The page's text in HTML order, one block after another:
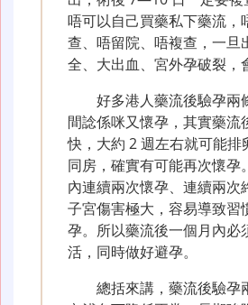
唔可以自己買藥私下藥流，
查、唔留院、唔複查，一旦
全、大出血、宮外孕破裂，
好多港人藥流後驗孕兩
間諗係咪又懷孕，其實藥流
快，大約 2 週左右就可能排
同房，確實有可能再次懷孕
內連續兩次懷孕、連續兩次
子宮傷害極大，容易導致習
孕。所以藥流後一個月內必
活，同時做好避孕。
總括來講，藥流後驗孕